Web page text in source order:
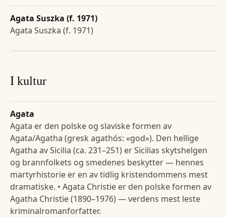
Agata Suszka (f. 1971)
Agata Suszka (f. 1971)
I kultur
Agata
Agata er den polske og slaviske formen av
Agata/Agatha (gresk agathós: «god»). Den hellige
Agatha av Sicilia (ca. 231–251) er Sicilias skytshelgen
og brannfolkets og smedenes beskytter — hennes
martyrhistorie er en av tidlig kristendommens mest
dramatiske. • Agata Christie er den polske formen av
Agatha Christie (1890–1976) — verdens mest leste
kriminalromanforfatter.